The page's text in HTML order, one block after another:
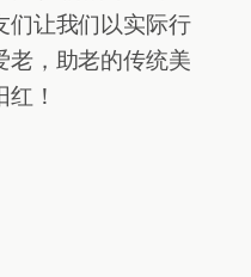
们让我们以实际行
老，助老的传统美
！